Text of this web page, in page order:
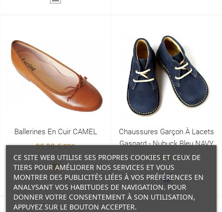
Ballerines En Cuir CAMEL
99,90 €TTC
Marron
Chaussures Garçon À Lacets
Gaspard - Nubuck Bleu NAVY
79,90 € TTC
Marine
CE SITE WEB UTILISE SES PROPRES COOKIES ET CEUX DE
TIERS POUR AMÉLIORER NOS SERVICES ET VOUS
MONTRER DES PUBLICITÉS LIÉES À VOS PRÉFÉRENCES EN
ANALYSANT VOS HABITUDES DE NAVIGATION. POUR
DONNER VOTRE CONSENTEMENT À SON UTILISATION,
APPUYEZ SUR LE BOUTON ACCEPTER.